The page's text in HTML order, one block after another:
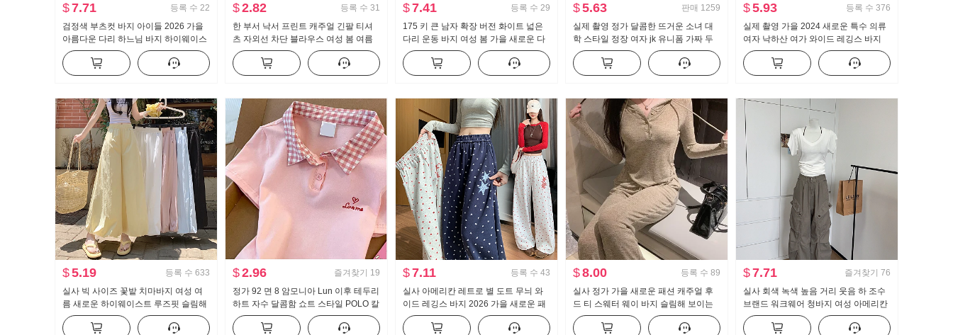
$7.71 등록 수 22
검정색 부츠컷 바지 아이들 2026 가을
아름다운 다리 하느님 바지 하이웨이스
트 수퍼 모델 바지 몸매 가꾸기 신축성
캐주얼 나팔 슬랙스
$2.82 등록 수 31
한 부서 낙서 프린트 캐주얼 긴팔 티셔
츠 자외선 차단 블라우스 여성 봄 여름
루즈핏 느긋한 차가운 센스 라운드 넥
맨위
$7.41 등록 수 29
175 키 큰 남자 확장 버전 화이트 넓은
다리 운동 바지 여성 봄 가을 새로운 다
용도 스트라이프 캐주얼 바닥 청소 바지
$5.63 판매 1259
실제 촬영 정가 달콤한 뜨거운 소녀 대
학 스타일 정장 여자 jk 유니폼 가짜 두
조각 순수한 욕망 맨위 하프 바디 퀼로
트 2 피스 세트
$5.93 등록 수 376
실제 촬영 가을 2024 새로운 특수 의류
여자 낙하산 여가 와이드 레깅스 바지
높은 허리 미국인 작은 남자 스포츠 바
지
$5.19 등록 수 633
실사 빅 사이즈 꽃밭 치마바지 여성 여
름 새로운 하이웨이스트 루즈핏 슬림해
보이는 도루 센스 배기 바지 캐주얼 와
이드 레그 팬츠
$2.96 즐겨찾기 19
정가 92 면 8 암모니아 Lun 이후 테두리
하트 자수 달콤함 쇼트 스타일 POLO 칼
라 티셔츠 몸매 가꾸기 작은 키 트렌디
$7.11 등록 수 43
실사 아메리칸 레트로 별 도트 무늬 와
이드 레깅스 바지 2026 가을 새로운 패
션 루즈핏 슬림해 보이는 캐주얼 바지
$8.00 등록 수 89
실사 정가 가을 새로운 패션 캐주얼 후
드 티 스웨터 웨이 바지 슬림해 보이는
세트 스포츠 슈트 여성 트렌디
$7.71 즐겨찾기 76
실사 회색 녹색 높음 거리 웃음 하 조수
브랜드 워크웨어 청바지 여성 아메리칸
레트로 루즈핏 바닥 청소 캐주얼 바지